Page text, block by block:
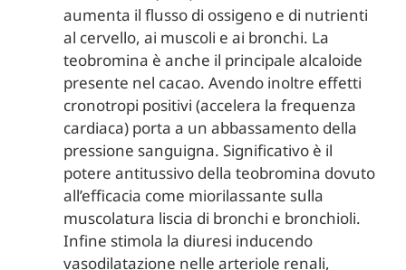
aumenta il flusso di ossigeno e di nutrienti
al cervello, ai muscoli e ai bronchi. La
teobromina è anche il principale alcaloide
presente nel cacao. Avendo inoltre effetti
cronotropi positivi (accelera la frequenza
cardiaca) porta a un abbassamento della
pressione sanguigna. Significativo è il
potere antitussivo della teobromina dovuto
all’efficacia come miorilassante sulla
muscolatura liscia di bronchi e bronchioli.
Infine stimola la diuresi inducendo
vasodilatazione nelle arteriole renali,